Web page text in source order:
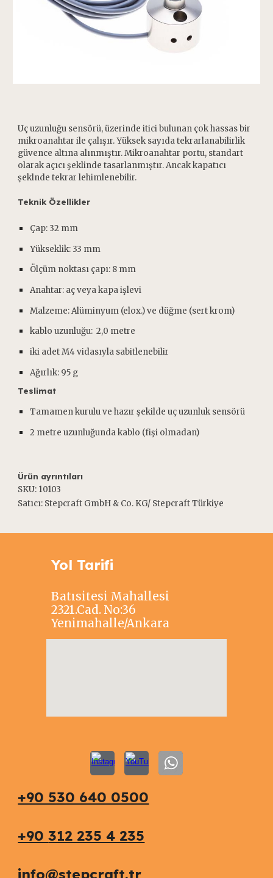
Uç uzunluğu sensörü, üzerinde itici bulunan çok hassas bir
mikroanahtar ile çalışır. Yüksek sayıda tekrarlanabilirlik
güvence altına alınmıştır. Mikroanahtar portu, standart
olarak açıcı şeklinde tasarlanmıştır. Ancak kapatıcı
şeklnde tekrar lehimlenebilir.
Teknik Özellikler
Çap: 32 mm
Yükseklik: 33 mm
Ölçüm noktası çapı: 8 mm
Anahtar: aç veya kapa işlevi
Malzeme: Alüminyum (elox.) ve düğme (sert krom)
kablo uzunluğu: 2,0 metre
iki adet M4 vidasıyla sabitlenebilir
Ağırlık: 95 g
Teslimat
Tamamen kurulu ve hazır şekilde uç uzunluk sensörü
2 metre uzunluğunda kablo (fişi olmadan)
Ürün ayrıntıları
SKU: 10103
Satıcı: Stepcraft GmbH & Co. KG/ Stepcraft Türkiye
Yol Tarifi
Batısitesi Mahallesi
2321.Cad. No:36
Yenimahalle/Ankara
+90 530 640 0500
+90312 235 4 235
info@stepcraft.tr